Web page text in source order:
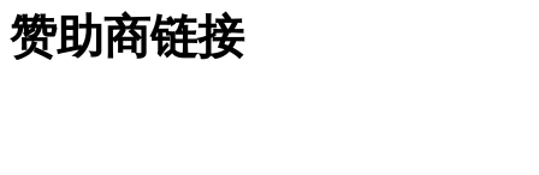
赞助商链接